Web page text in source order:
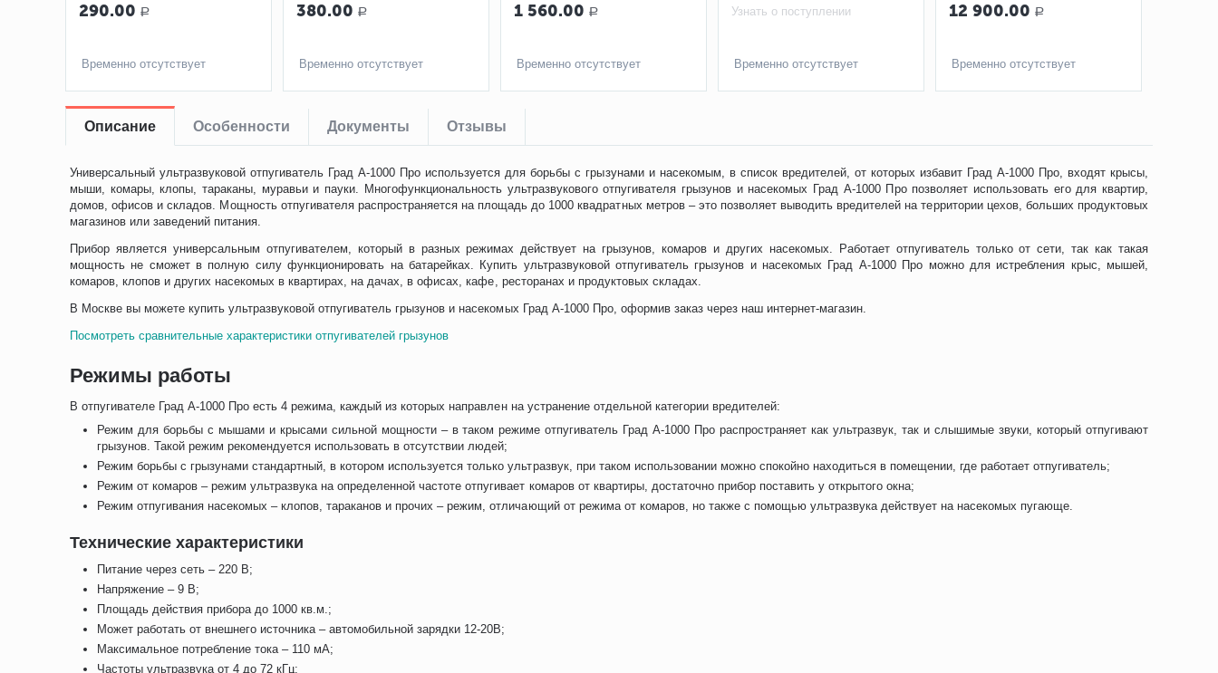
290.00 Р
Временно отсутствует
380.00 Р
Временно отсутствует
1 560.00 Р
Временно отсутствует
Узнать о поступлении
Временно отсутствует
12 900.00 Р
Временно отсутствует
Описание Особенности Документы Отзывы
Универсальный ультразвуковой отпугиватель Град А-1000 Про используется для борьбы с грызунами и насекомым, в список вредителей, от которых избавит Град А-1000 Про, входят крысы,
мыши, комары, клопы, тараканы, муравьи и пауки. Многофункциональность ультразвукового отпугивателя грызунов и насекомых Град А-1000 Про позволяет использовать его для квартир,
домов, офисов и складов. Мощность отпугивателя распространяется на площадь до 1000 квадратных метров – это позволяет выводить вредителей на территории цехов, больших продуктовых
магазинов или заведений питания.
Прибор является универсальным отпугивателем, который в разных режимах действует на грызунов, комаров и других насекомых. Работает отпугиватель только от сети, так как такая
мощность не сможет в полную силу функционировать на батарейках. Купить ультразвуковой отпугиватель грызунов и насекомых Град А-1000 Про можно для истребления крыс, мышей,
комаров, клопов и других насекомых в квартирах, на дачах, в офисах, кафе, ресторанах и продуктовых складах.
В Москве вы можете купить ультразвуковой отпугиватель грызунов и насекомых Град А-1000 Про, оформив заказ через наш интернет-магазин.
Посмотреть сравнительные характеристики отпугивателей грызунов
Режимы работы
В отпугивателе Град А-1000 Про есть 4 режима, каждый из которых направлен на устранение отдельной категории вредителей:
Режим для борьбы с мышами и крысами сильной мощности – в таком режиме отпугиватель Град А-1000 Про распространяет как ультразвук, так и слышимые звуки, который отпугивают
грызунов. Такой режим рекомендуется использовать в отсутствии людей;
Режим борьбы с грызунами стандартный, в котором используется только ультразвук, при таком использовании можно спокойно находиться в помещении, где работает отпугиватель;
Режим от комаров – режим ультразвука на определенной частоте отпугивает комаров от квартиры, достаточно прибор поставить у открытого окна;
Режим отпугивания насекомых – клопов, тараканов и прочих – режим, отличающий от режима от комаров, но также с помощью ультразвука действует на насекомых пугающе.
Технические характеристики
Питание через сеть – 220 В;
Напряжение – 9 В;
Площадь действия прибора до 1000 кв.м.;
Может работать от внешнего источника – автомобильной зарядки 12-20В;
Максимальное потребление тока – 110 мА;
Частоты ультразвука от 4 до 72 кГц;